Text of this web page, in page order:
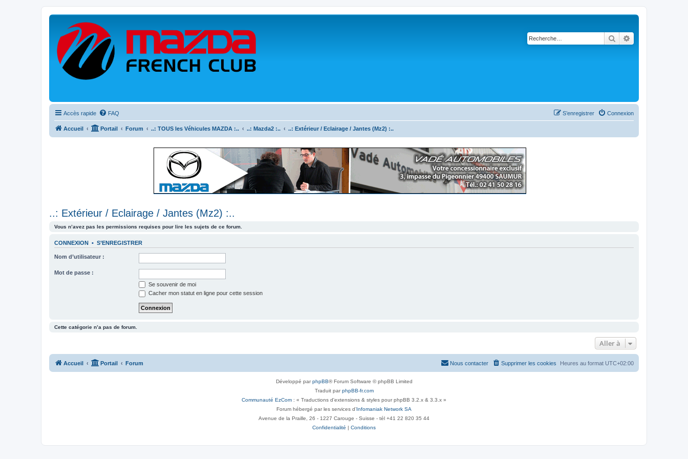
Rechercher
Accès rapide FAQ Connexion
S’enregistrer
Accueil Portail Forum ..: TOUS les Véhicules MAZDA :.. ..: Mazda2 :.. ..: Extérieur / Eclairage / Jantes (Mz2) :..
..: Extérieur / Eclairage / Jantes (Mz2) :..
Vous n’avez pas les permissions requises pour lire les sujets de ce forum.
CONNEXION • S’ENREGISTRER
Nom d’utilisateur :
Mot de passe :
Se souvenir de moi
Cacher mon statut en ligne pour cette session
Cette catégorie n’a pas de forum.
Aller à
Accueil Portail Forum Heures au format UTC+02:00
Supprimer les cookies
Nous contacter
Développé parphpBB® Forum Software © phpBB Limited
Traduit parphpBB-fr.com
Communauté EzCom : « Traductions d'extensions & styles pour phpBB 3.2.x & 3.3.x »
Forum hébergé par les services d’Infomaniak Network SA
Avenue de la Praille, 26 - 1227 Carouge - Suisse - tél +41 22 820 35 44
Confidentialité | Conditions